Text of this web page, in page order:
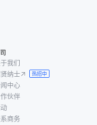
我们
纳士
热招中
中心
伙伴
商务